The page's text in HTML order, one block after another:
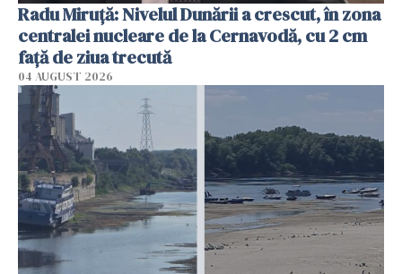
Radu Miruţă: Nivelul Dunării a crescut, în zona
centralei nucleare de la Cernavodă, cu 2 cm
faţă de ziua trecută
04 AUGUST 2026